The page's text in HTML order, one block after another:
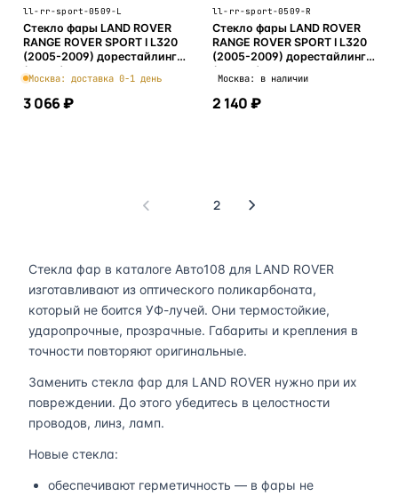
ll-rr-sport-0509-L
Стекло фары LAND ROVER
RANGE ROVER SPORT I L320
(2005-2009) дорестайлинг
(левое)
Москва: доставка 0-1 день
3 066 ₽
ll-rr-sport-0509-R
Стекло фары LAND ROVER
RANGE ROVER SPORT I L320
(2005-2009) дорестайлинг
(правое)
Москва: в наличии
2 140 ₽
2
Стекла фар в каталоге Авто108 для LAND ROVER
изготавливают из оптического поликарбоната,
который не боится УФ-лучей. Они термостойкие,
ударопрочные, прозрачные. Габариты и крепления в
точности повторяют оригинальные.
Заменить стекла фар для LAND ROVER нужно при их
повреждении. До этого убедитесь в целостности
проводов, линз, ламп.
Новые стекла:
обеспечивают герметичность — в фары не